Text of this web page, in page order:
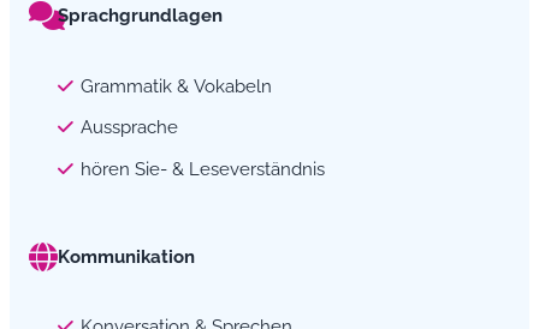
Sprachgrundlagen
Grammatik & Vokabeln
Aussprache
hören Sie- & Leseverständnis
Kommunikation